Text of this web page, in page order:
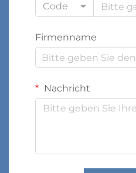
Code
Firmenname
Nachricht